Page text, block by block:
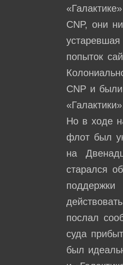
CNP, они
попыток
CNP и
Но в ходе
флот был
на
старался
послал
суда
был